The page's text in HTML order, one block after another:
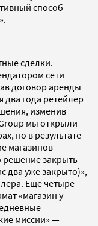
способ
сделки.
сети
договор аренды
два года ретейлер
изменив
мы открыли
но в результате
магазинов
закрыть
два уже закрыто)»,
Еще четыре
«магазин у
миссии» —